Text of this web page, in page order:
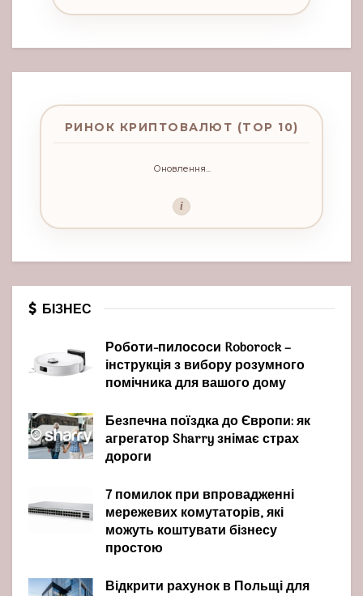
РИНОК КРИПТОВАЛЮТ (TOP 10)
Оновлення...
i
БІЗНЕС
Роботи-пилососи Roborock –
інструкція з вибору розумного
помічника для вашого дому
Безпечна поїздка до Європи: як
агрегатор Sharry знімає страх
дороги
7 помилок при впровадженні
мережевих комутаторів, які
можуть коштувати бізнесу
простою
Відкрити рахунок в Польщі для